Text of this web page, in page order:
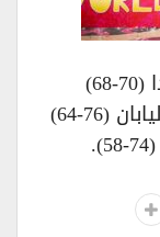
وحلّت إسبانيا ثالثة بفوزها على كندا (70-68)
وحلّت فرنسا خامسة، بفوزها على اليابان (76-64)